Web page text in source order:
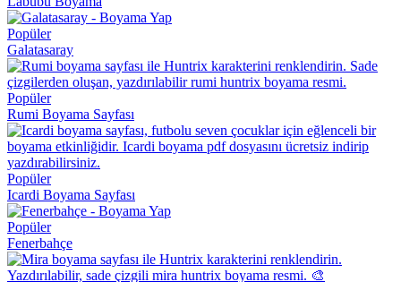
Popüler
Galatasaray
Popüler
Rumi Boyama Sayfası
Popüler
Icardi Boyama Sayfası
Popüler
Fenerbahçe